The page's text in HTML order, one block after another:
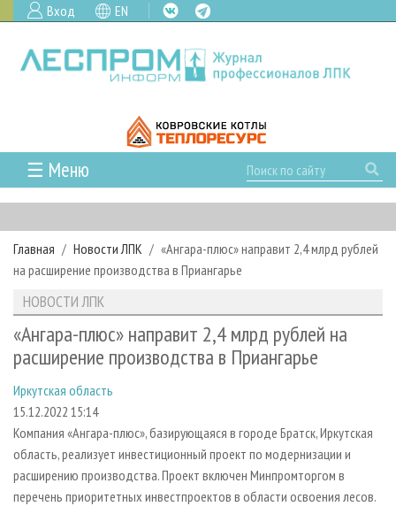
Вход EN
☰ Меню
ГЛАВНАЯ
РУБРИКИ И ТЕМЫ
РУБРИКИ ЖУРНАЛА
ЛЕСОЗАГОТОВКА
ЛЕСОПИЛЕНИЕ
СУШКА ДРЕВЕСИНЫ
ПРОИЗВОДСТВО ДРЕВЕСНЫХ ПЛИТ
ДЕРЕВЯННОЕ ДОМОСТРОЕНИЕ
ПРОИЗВОДСТВО МЕБЕЛИ
НОВОСТИ
НОВОСТИ ЛПК
НОВОСТИ ЖУРНАЛА
ПРОЕКТЫ ЛПИ
АНАЛИТИКА
ПРЕДПРИЯТИЯ ЛПК
ПЕРСОНЫ
МОБИЛЬНЫЕ ВЫСТАВКИ
ОФИЦИАЛЬНЫЕ ДЕЛЕГАЦИИ
ПРИОРИТЕТНЫЕ ИНВЕСТПРОЕКТЫ
АРХИВ
АРХИВ ЖУРНАЛОВ
СТАТЬИ
О ЖУРНАЛЕ
ПОДПИСКА
КОНТАКТЫ
РЕКЛАМОДАТЕЛЯМ
РЕКЛАМА
РЕКЛАМА НА САЙТЕ
Главная Новости ЛПК
«Ангара-плюс» направит 2,4 млрд рублей
на расширение производства в Приангарье
НОВОСТИ ЛПК
«Ангара-плюс» направит 2,4 млрд рублей на
расширение производства в Приангарье
Иркутская область
15.12.2022 15:14
Компания «Ангара-плюс», базирующаяся в городе Братск, Иркутская
область, реализует инвестиционный проект по модернизации и
расширению производства. Проект включен Минпромторгом в
перечень приоритетных инвестпроектов в области освоения лесов.